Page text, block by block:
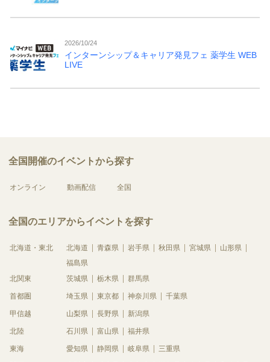
2026/10/24
インターンシップ＆キャリア発見フェ 薬学生 WEB
LIVE
全国開催のイベントから探す
オンライン 動画配信 全国
全国のエリアからイベントを探す
北海道・東北 北海道 青森県 岩手県 秋田県 宮城県
山形県
福島県
北関東
茨城県 栃木県 群馬県
首都圏 埼玉県 東京都 神奈川県 千葉県
甲信越 山梨県 長野県 新潟県
北陸 石川県 富山県 福井県
東海 愛知県 静岡県 岐阜県 三重県